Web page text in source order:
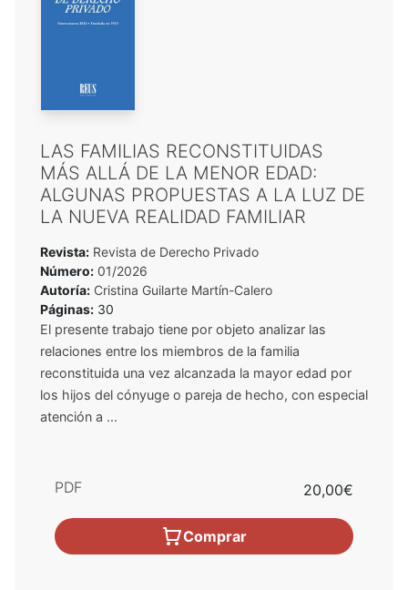
LAS FAMILIAS RECONSTITUIDAS
MÁS ALLÁ DE LA MENOR EDAD:
ALGUNAS PROPUESTAS A LA LUZ DE
LA NUEVA REALIDAD FAMILIAR
Revista: Revista de Derecho Privado
Número: 01/2026
Autoría: Cristina Guilarte Martín-Calero
Páginas: 30
El presente trabajo tiene por objeto analizar las
relaciones entre los miembros de la familia
reconstituida una vez alcanzada la mayor edad por
los hijos del cónyuge o pareja de hecho, con especial
atención a ...
PDF 20,00€
Comprar